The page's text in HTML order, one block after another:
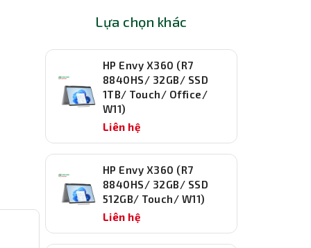
Lựa chọn khác
HP Envy X360 (R7
8840HS/ 32GB/ SSD
1TB/ Touch/ Office/
W11)
Liên hệ
HP Envy X360 (R7
8840HS/ 32GB/ SSD
512GB/ Touch/ W11)
Liên hệ